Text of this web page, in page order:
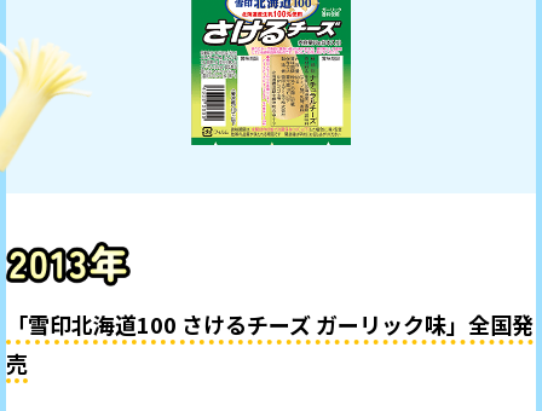
「雪印北海道100 さけるチーズ ガーリック味」全国発
売